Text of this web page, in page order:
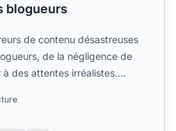
blogueurs
de contenu désastreuses
de la négligence de
des attentes irréalistes.